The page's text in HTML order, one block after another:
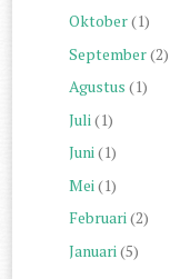
Oktober(1)
September(2)
Agustus (1)
Juli(1)
Juni(1)
Mei(1)
Februari(2)
Januari(5)